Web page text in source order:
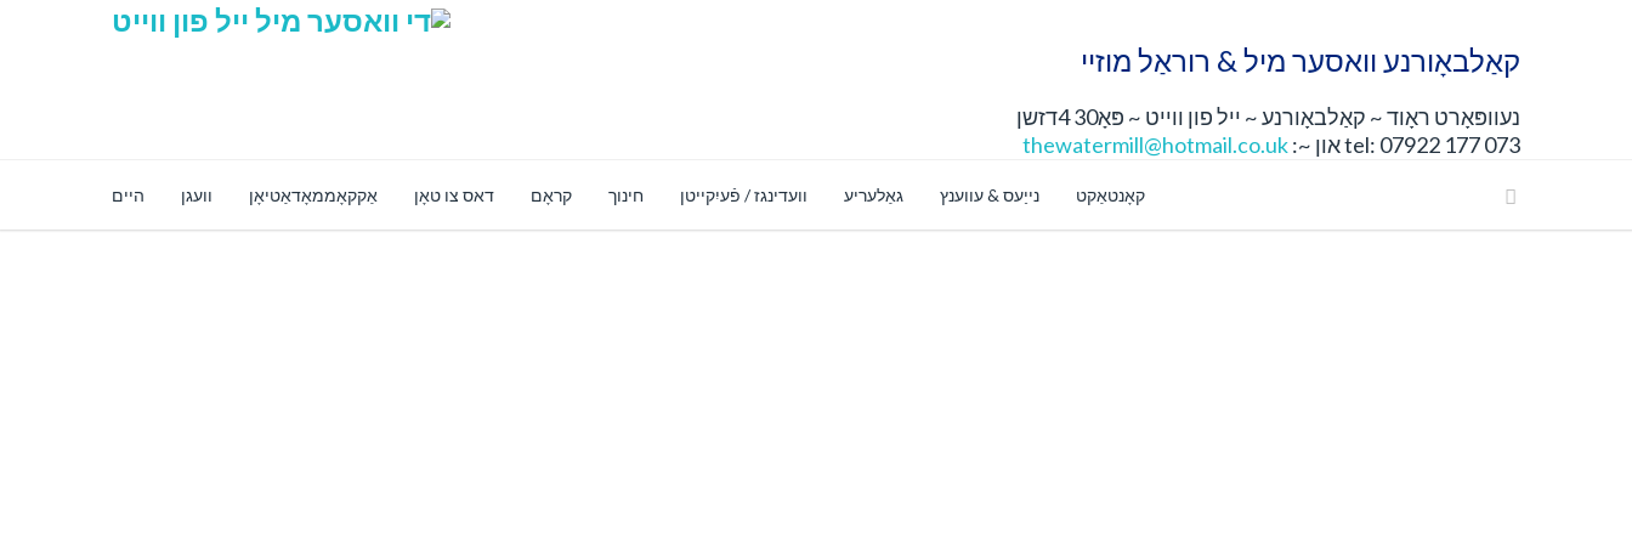
קאַלבאָורנע וואסער מיל & רוראַל מוזיי
נעוופּאָרט ראָוד ~ קאַלבאָורנע ~ ייל פון ווייט ~ פּאָ30 4דזשן
tel: 07922 177 073 און ~:
thewatermill@hotmail.co.uk
היים וועגן אַקקאָממאָדאַטיאָן דאס צו טאָן קראָם חינוך וועדינגז / פֿעיִקייטן גאַלעריע נייַעס & עווענץ קאָנטאַקט